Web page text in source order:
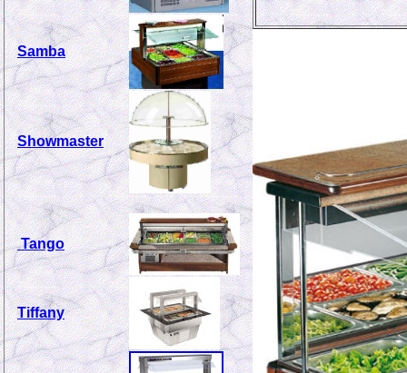
Samba
Showmaster
Tango
Tiffany